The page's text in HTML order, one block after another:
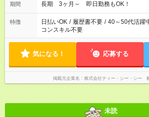
期間 長期 3ヶ月～ 即日勤務もOK！
特徴 日払いOK / 履歴書不要 / 40～50代活躍
コンスキル不要
気になる！ 応募する
掲載元企業名 株式会社ティー・シー・シー
未読